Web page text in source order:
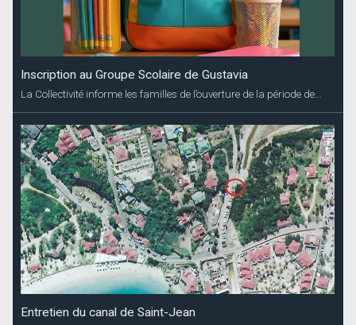
Inscription au Groupe Scolaire de Gustavia
La Collectivité informe les familles de l’ouverture de la période de...
Entretien du canal de Saint-Jean